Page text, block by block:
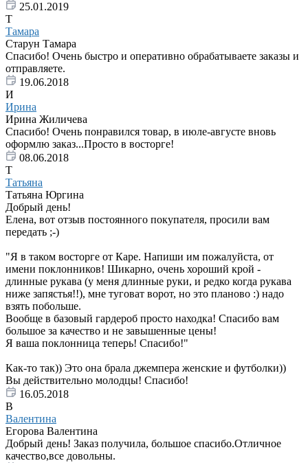
25.01.2019
Т
Тамара
Старун Тамара
Спасибо! Очень быстро и оперативно обрабатываете заказы и
отправляете.
19.06.2018
И
Ирина
Ирина Жиличева
Спасибо! Очень понравился товар, в июле-августе вновь
оформлю заказ...Просто в восторге!
08.06.2018
Т
Татьяна
Татьяна Юргина
Добрый день!
Елена, вот отзыв постоянного покупателя, просили вам
передать ;-)
"Я в таком восторге от Каре. Напиши им пожалуйста, от
имени поклонников! Шикарно, очень хороший крой -
длинные рукава (у меня длинные руки, и редко когда рукава
ниже запястья!!), мне туговат ворот, но это планово :) надо
взять побольше.
Вообще в базовый гардероб просто находка! Спасибо вам
большое за качество и не завышенные цены!
Я ваша поклонница теперь! Спасибо!"
Как-то так)) Это она брала джемпера женские и футболки))
Вы действительно молодцы! Спасибо!
16.05.2018
В
Валентина
Егорова Валентина
Добрый день! Заказ получила, большое спасибо.Отличное
качество,все довольны.